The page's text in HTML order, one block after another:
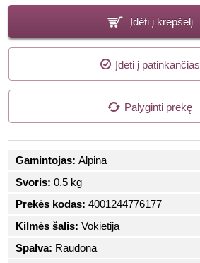
Įdėti į krepšelį
Įdėti į patinkančias
Palyginti prekę
Gamintojas: Alpina
Svoris: 0.5 kg
Prekės kodas: 4001244776177
Kilmės šalis: Vokietija
Spalva: Raudona